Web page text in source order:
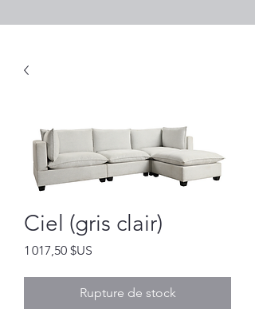
Ciel (gris clair)
1 017,50 $US
Rupture de stock